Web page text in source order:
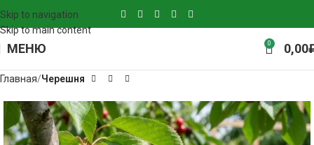
Skip to navigation
Skip to main content
МЕНЮ 0 0,00
Главная Черешня